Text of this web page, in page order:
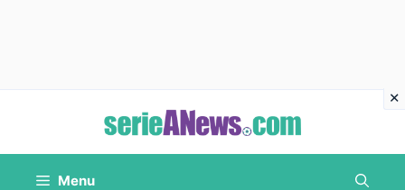
contenuto
Menu